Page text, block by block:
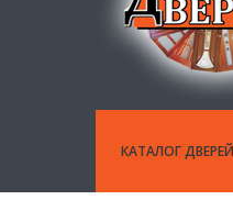
КАТАЛОГ ДВЕРЕЙ